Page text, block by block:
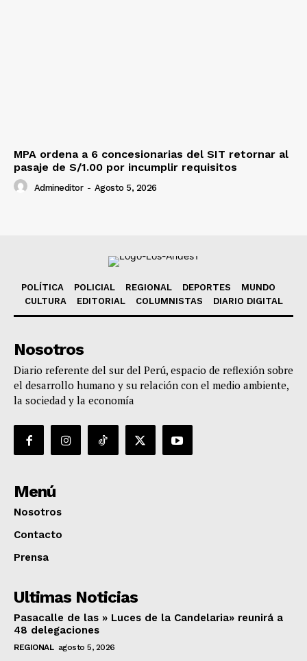
MPA ordena a 6 concesionarias del SIT retornar al
pasaje de S/1.00 por incumplir requisitos
Admineditor - Agosto 5, 2026
POLÍTICA POLICIAL REGIONAL DEPORTES
MUNDO
CULTURA
EDITORIAL COLUMNISTAS DIARIO DIGITAL
Nosotros
Diario referente del sur del Perú, espacio de reflexión sobre
el desarrollo humano y su relación con el medio ambiente,
la sociedad y la economía
Menú
Nosotros
Contacto
Prensa
Ultimas Noticias
Pasacalle de las » Luces de la Candelaria» reunirá a
48 delegaciones
REGIONAL agosto 5, 2026